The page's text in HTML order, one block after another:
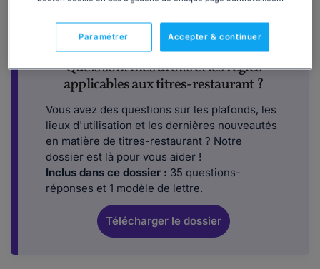
Quels sont mes droits et les règles
applicables aux titres-restaurant ?
Vous avez des questions sur les plafonds, les
lieux d'utilisation et les dernières nouveautés
en matière de titres-restaurant ? Notre
dossier est là pour vous aider !
Inclus dans ce dossier : 35 questions-
réponses et 1 modèle de lettre.
Télécharger le dossier
Accepter & continuer
Paramétrer